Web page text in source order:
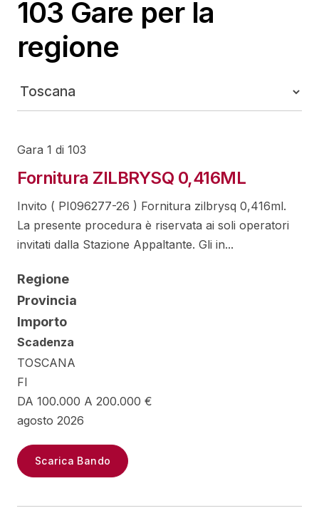
Sanità
103 Gare per la
regione
Gara 1 di 103
Fornitura ZILBRYSQ 0,416ML
Invito ( PI096277-26 ) Fornitura zilbrysq 0,416ml.
La presente procedura è riservata ai soli operatori
invitati dalla Stazione Appaltante. Gli in...
Regione
Provincia
Importo
Scadenza
TOSCANA
FI
DA 100.000 A 200.000 €
agosto 2026
Scarica Bando